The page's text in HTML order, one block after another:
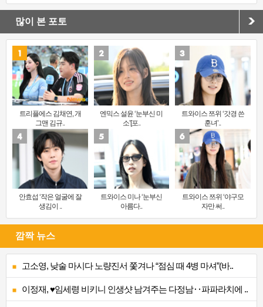
많이 본 포토
트리플에스 김채연, 개
그맨 김규..
엔믹스 설윤 ‘눈부신 미
소’[포..
트와이스 쯔위 ‘갓경 쓴
훈녀’..
안효섭 ‘작은 얼굴에 잘
생김이 ..
트와이스 미나 ‘눈부신
아름다..
트와이스 쯔위 ‘야구모
자만 써..
깜짝 뉴스
고소영, 낮술 마시다 노량진서 쫓겨나 “점심 때 4병 마셔”(바..
이정재, ♥임세령 비키니 인생샷 남겨주는 다정남‥파파라치에 ..